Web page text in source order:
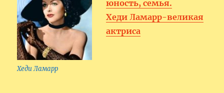
Хеди Ламарр
юность, семья.
Хеди Ламарр-великая
актриса